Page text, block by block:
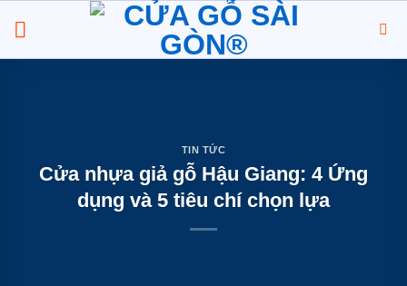
đến
nội
TIN TỨC
Cửa nhựa giả gỗ Hậu Giang: 4 Ứng
dụng và 5 tiêu chí chọn lựa